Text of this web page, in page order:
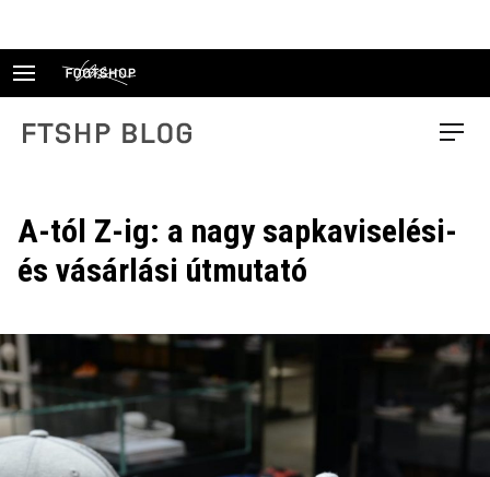
FTSHP blog Menu
A-tól Z-ig: a nagy sapkaviselési-
és vásárlási útmutató